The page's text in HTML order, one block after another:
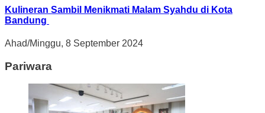
Kulineran Sambil Menikmati Malam Syahdu di Kota
Bandung
Ahad/Minggu, 8 September 2024
Pariwara